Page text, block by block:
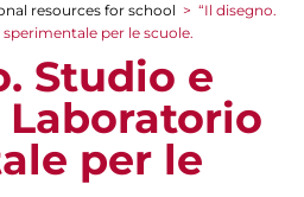
resources for school > “Il disegno.
per le scuole.
Studio e
per le